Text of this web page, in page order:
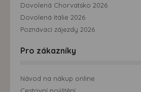
Dovolená Chorvatsko 2026
Dovolená Itálie 2026
Poznávací zájezdy 2026
Pro zákazníky
Návod na nákup online
Cestovní pojištění